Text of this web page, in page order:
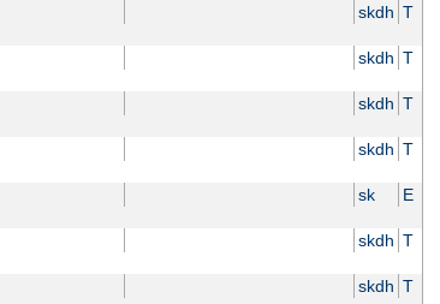
skdh T
skdh T
skdh T
skdh T
sk E
skdh T
skdh T